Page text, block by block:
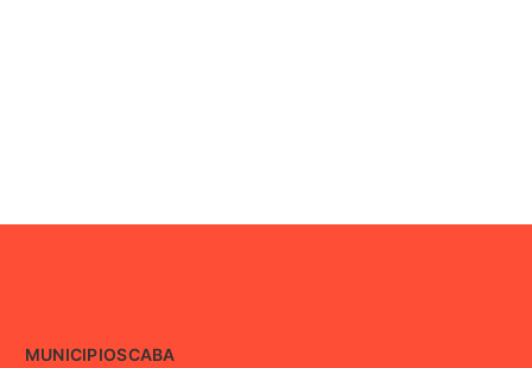
MUNICIPIOSCABA